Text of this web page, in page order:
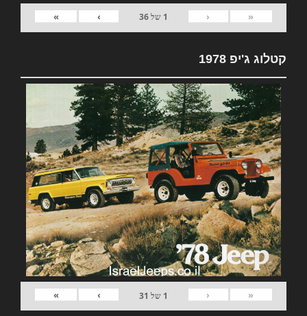
«
‹
1 של36
›
»
קטלוג ג'יפ 1978
«
‹
1 של 31
›
»